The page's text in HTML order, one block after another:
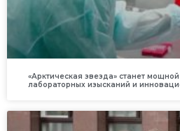
«Арктическая звезда» станет
лабораторных изысканий и